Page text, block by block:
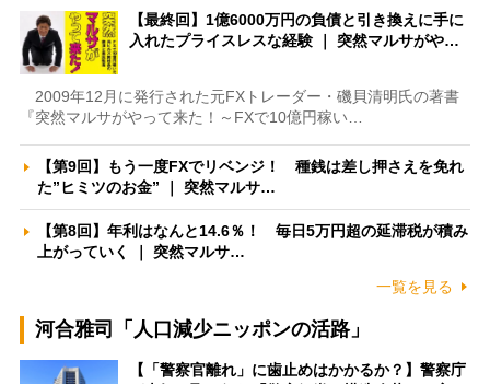
【最終回】1億6000万円の負債と引き換えに手に
入れたプライスレスな経験 ｜ 突然マルサがや…
2009年12月に発行された元FXトレーダー・磯貝清明氏の著書
『突然マルサがやって来た！～FXで10億円稼い…
【第9回】もう一度FXでリベンジ！ 種銭は差し押さえを免れ
た”ヒミツのお金” ｜ 突然マルサ…
【第8回】年利はなんと14.6％！ 毎日5万円超の延滞税が積み
上がっていく ｜ 突然マルサ…
一覧を見る
河合雅司「人口減少ニッポンの活路」
【「警察官離れ」に歯止めはかかるか？】警察庁